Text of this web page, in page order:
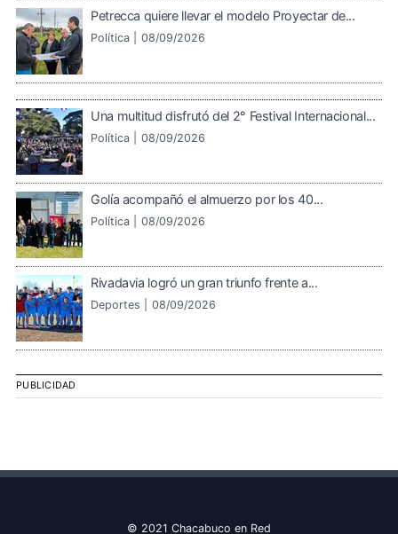
Petrecca quiere llevar el modelo Proyectar de...
Política | 08/09/2026
Una multitud disfrutó del 2° Festival Internacional...
Política | 08/09/2026
Golía acompañó el almuerzo por los 40...
Política | 08/09/2026
Rivadavia logró un gran triunfo frente a...
Deportes | 08/09/2026
PUBLICIDAD
© 2021 Chacabuco en Red